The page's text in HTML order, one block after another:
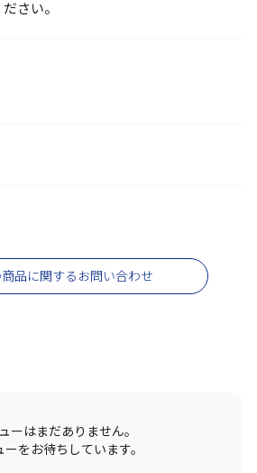
さい。
商品に関するお問い合わせ
ーはまだありません。
ーをお待ちしています。